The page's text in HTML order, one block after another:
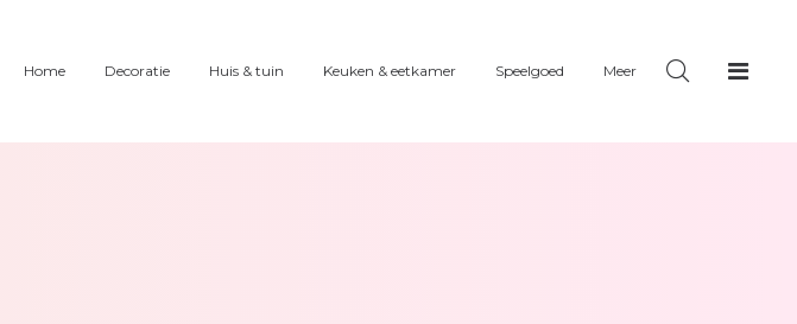
Home Decoratie Huis & tuin Keuken & eetkamer Speelgoed Meer